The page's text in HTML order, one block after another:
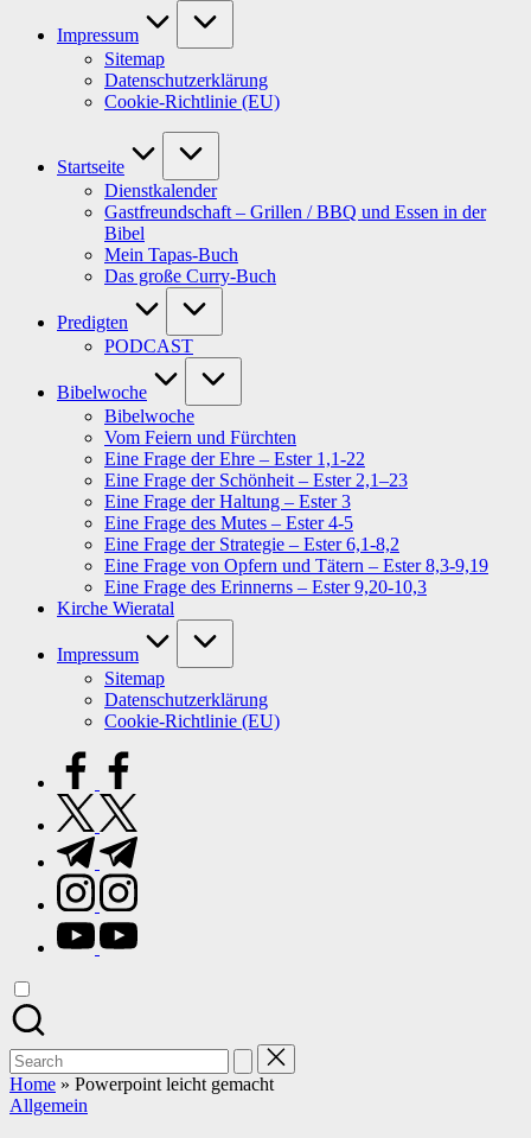
Impressum
Sitemap
Datenschutzerklärung
Cookie-Richtlinie (EU)
Startseite
Dienstkalender
Gastfreundschaft – Grillen / BBQ und Essen in der
Bibel
Mein Tapas-Buch
Das große Curry-Buch
Predigten
PODCAST
Bibelwoche
Bibelwoche
Vom Feiern und Fürchten
Eine Frage der Ehre – Ester 1,1-22
Eine Frage der Schönheit – Ester 2,1–23
Eine Frage der Haltung – Ester 3
Eine Frage des Mutes – Ester 4-5
Eine Frage der Strategie – Ester 6,1-8,2
Eine Frage von Opfern und Tätern – Ester 8,3-9,19
Eine Frage des Erinnerns – Ester 9,20-10,3
Kirche Wieratal
Impressum
Sitemap
Datenschutzerklärung
Cookie-Richtlinie (EU)
facebook.com
twitter.com
t.me
instagram.com
youtube.com
Search
for:
Home » Powerpoint leicht gemacht
Posted
Allgemein